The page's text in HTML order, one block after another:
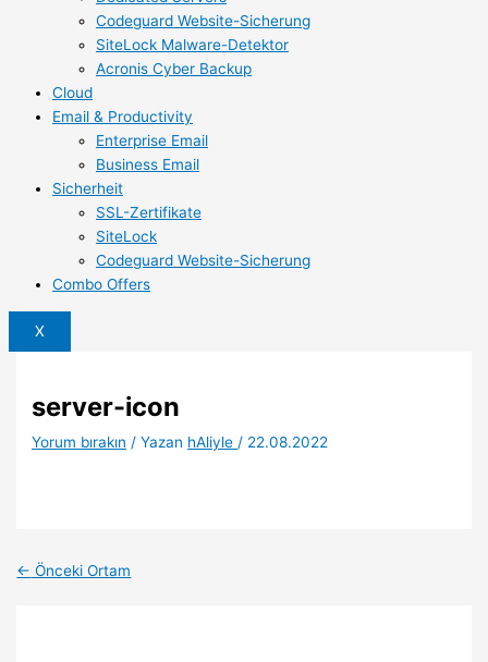
Codeguard Website-Sicherung
SiteLock Malware-Detektor
Acronis Cyber Backup
Cloud
Email & Productivity
Enterprise Email
Business Email
Sicherheit
SSL-Zertifikate
SiteLock
Codeguard Website-Sicherung
Combo Offers
X
server-icon
Yorum bırakın / Yazan hAliyle / 22.08.2022
← Önceki Ortam